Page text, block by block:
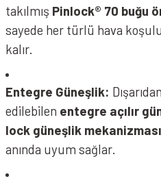
takılmış Pinlock® 70 buğu
sayede her türlü hava
kalır.
Entegre Güneşlik:
edilebilen entegre açılır
lock güneşlik mekanizması
anında uyum sağlar.